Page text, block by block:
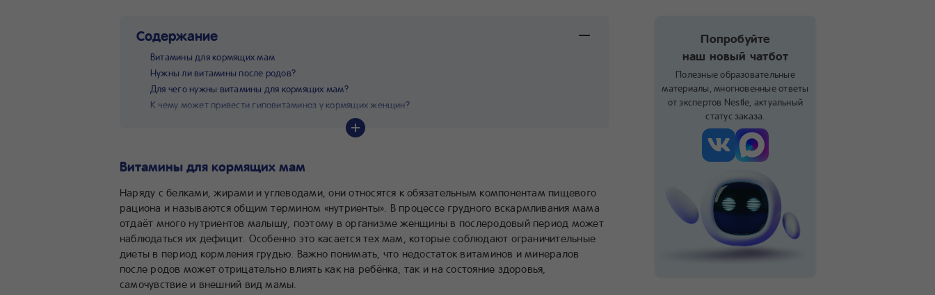
Содержание
Витамины для кормящих мам
Нужны ли витамины после родов?
Для чего нужны витамины для кормящих мам?
К чему может привести гиповитаминоз у кормящих женщин?
Витамины после родов при грудном вскармливании
Какие витамины и минералы нужны кормящей маме?
А всем ли кормящим мамам можно витамины?
Пить или не пить витамины после родов при грудном вскармливании?
Витамины для кормящих мам
Наряду с белками, жирами и углеводами, они относятся к обязательным компонентам пищевого
рациона и называются общим термином «нутриенты». В процессе грудного вскармливания мама
отдаёт много нутриентов малышу, поэтому в организме женщины в послеродовый период может
наблюдаться их дефицит. Особенно это касается тех мам, которые соблюдают ограничительные
диеты в период кормления грудью. Важно понимать, что недостаток витаминов и минералов
после родов может отрицательно влиять как на ребёнка, так и на состояние здоровья,
самочувствие и внешний вид мамы.
Попробуйте
наш новый чатбот
Полезные образовательные
материалы, многновенные ответы
от экспертов Nestle, актуальный
статус заказа.